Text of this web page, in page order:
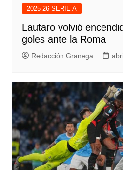
2025-26 SERIE A
Lautaro volvió
goles ante la Roma
Redacción Granega